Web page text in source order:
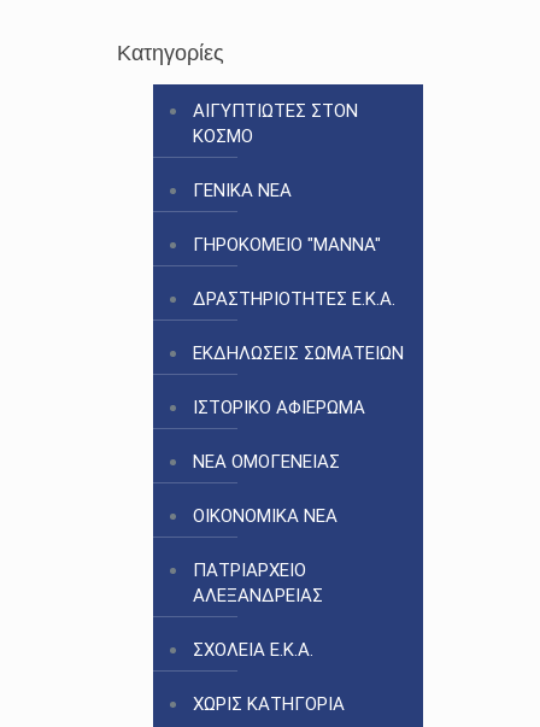
Κατηγορίες
ΑΙΓΥΠΤΙΩΤΕΣ ΣΤΟΝ
ΚΟΣΜΟ
ΓΕΝΙΚΑ ΝΕΑ
ΓΗΡΟΚΟΜΕΙΟ "ΜΑΝΝΑ"
ΔΡΑΣΤΗΡΙΟΤΗΤΕΣ Ε.Κ.Α.
ΕΚΔΗΛΩΣΕΙΣ ΣΩΜΑΤΕΙΩΝ
ΙΣΤΟΡΙΚΟ ΑΦΙΕΡΩΜΑ
ΝΕΑ ΟΜΟΓΕΝΕΙΑΣ
ΟΙΚΟΝΟΜΙΚΑ ΝΕΑ
ΠΑΤΡΙΑΡΧΕΙΟ
ΑΛΕΞΑΝΔΡΕΙΑΣ
ΣΧΟΛΕΙΑ Ε.Κ.Α.
ΧΩΡΙΣ ΚΑΤΗΓΟΡΙΑ